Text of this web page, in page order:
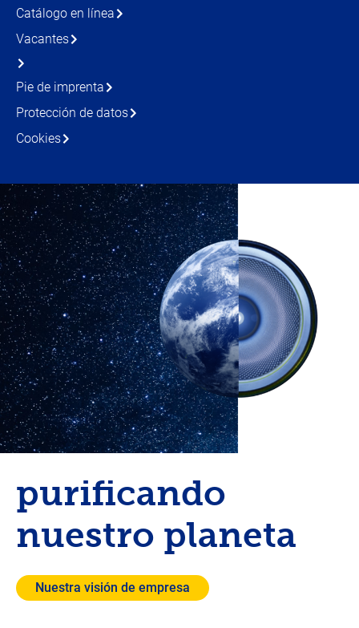
Catálogo en línea
Vacantes
Pie de imprenta
Protección de datos
Cookies
purificando
nuestro planeta
Nuestra visión de empresa